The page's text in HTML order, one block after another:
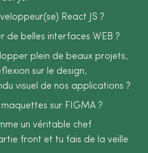
React JS ?
de belles interfaces WEB ?
plein de beaux projets,
sur le design,
visuel de nos applications ?
sur FIGMA ?
un véritable chef
front et tu fais de la veille